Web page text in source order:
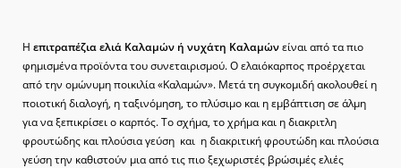
Η επιτραπέζια ελιά Καλαμών ή νυχάτη Καλαμώνείναι από τα πιο
φημισμένα προϊόντα του συνεταιρισμού. Ο ελαιόκαρπος προέρχεται
από την ομώνυμη ποικιλία «Καλαμών». Μετά τη συγκομιδή ακολουθεί η
ποιοτική διαλογή, η ταξινόμηση, το πλύσιμο και η εμβάπτιση σε άλμη
για να ξεπικρίσει ο καρπός. Το σχήμα, το χρήμα και η διακριτλη
φρουτώδης και πλούσια γεύση και η διακριτική φρουτώδη και πλούσια
γεύση την καθιστούν μια από τις πιο ξεχωριστές βρώσιμές ελιές